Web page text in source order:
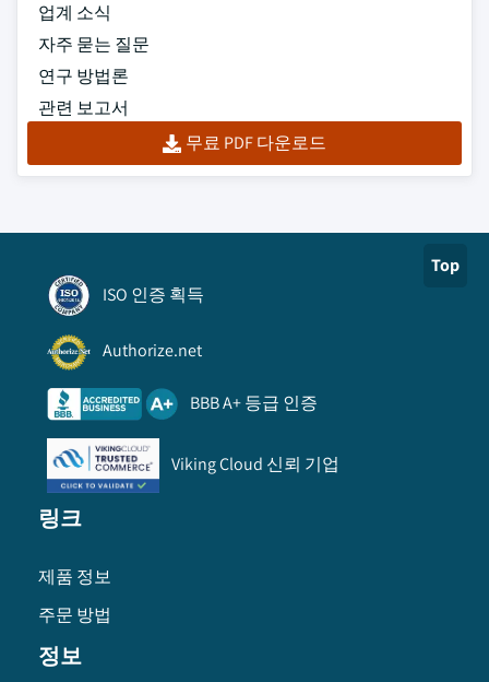
업계 소식
자주 묻는 질문
연구 방법론
관련 보고서
무료 PDF 다운로드
Top
ISO 인증 획득
Authorize.net
BBB A+ 등급 인증
Viking Cloud 신뢰 기업
링크
제품 정보
주문 방법
정보